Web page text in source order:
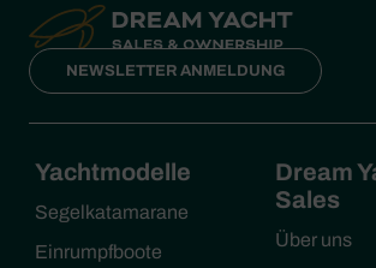
NEWSLETTER ANMELDUNG
Yachtmodelle
Segelkatamarane
Einrumpfboote
Dream
Sales
Über uns